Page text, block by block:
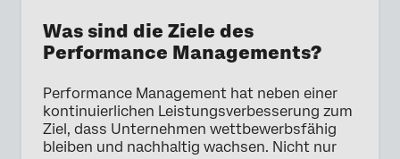
Was sind die Ziele des
Performance Managements?
Performance Management hat neben einer
kontinuierlichen Leistungsverbesserung zum
Ziel, dass Unternehmen wettbewerbsfähig
bleiben und nachhaltig wachsen. Nicht nur